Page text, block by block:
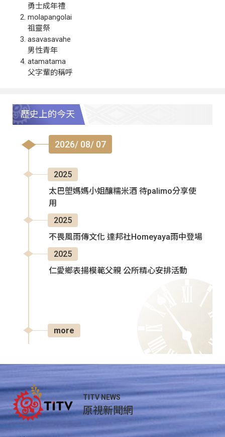
勇士成年禮
molapangolai
祖靈祭
asavasavahe
男性青年
atamatama
父字輩的稱呼
歷史上的今天
2026/ 08/ 07
2025
太巴塱媽媽小姐釀糯米酒 待palimo分享使
用
2025
不畏風雨傳文化 達邦社Homeyaya雨中登場
2025
仁愛鄉表揚模範父親 公所精心安排活動
more
TITV NEWS
原視新聞網